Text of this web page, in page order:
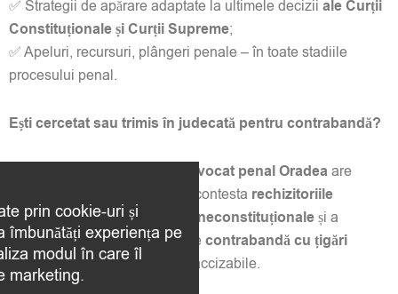
✅ Strategii de apărare adaptate la ultimele decizii ale Curții
Constituționale și Curții Supreme;
✅ Apeluri, recursuri, plângeri penale – în toate stadiile
procesului penal.
Ești cercetat sau trimis în judecată pentru contrabandă?
Montenegro – Avocat penal Oradeaare
experiența necesară pentru a contesta rechizitoriile
nelegale, a combate probele neconstituționaleși a
obțineachitareaîn cazurile decontrabandă cu țigări
netimbrate sau alte produse accizabile.
prin cookie-uri și
îmbunătăți experiența pe
modul în care îl
marketing.